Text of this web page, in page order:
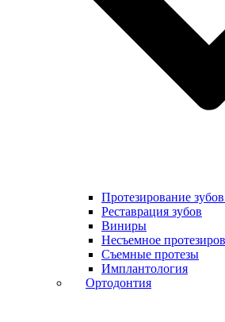
Протезирование
Реставрация зубов
Виниры
Несъемное
Съемные протезы
Имплантология
Ортодонтия